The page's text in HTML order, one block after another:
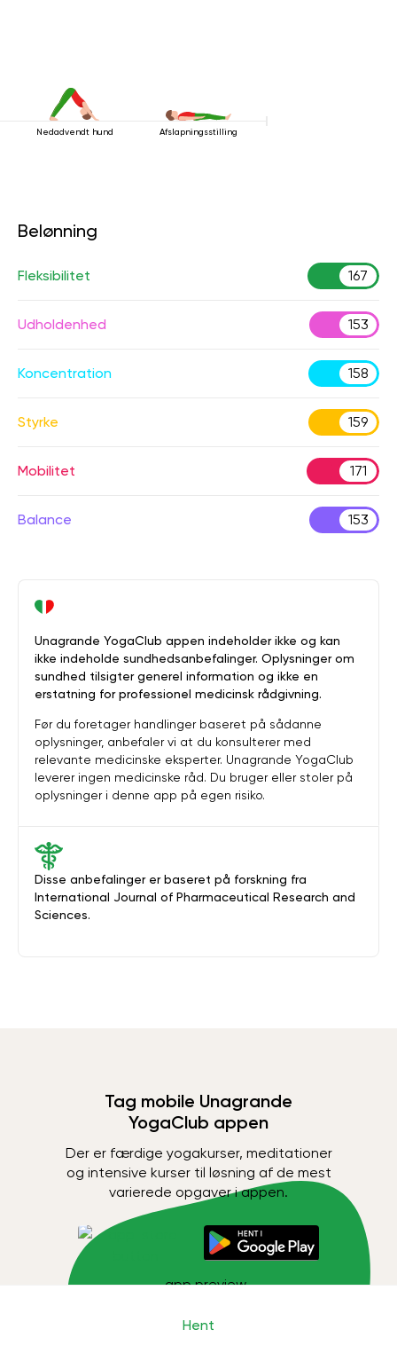
Nedadvendt hund Afslapningsstilling
Belønning
Fleksibilitet 167
Udholdenhed 153
Koncentration 158
Styrke 159
Mobilitet 171
Balance 153
Disse anbefalinger er baseret på forskning fra
International Journal of Pharmaceutical Research and
Sciences.
Unagrande YogaClub appen indeholder ikke og kan
ikke indeholde sundhedsanbefalinger. Oplysninger om
sundhed tilsigter generel information og ikke en
erstatning for professionel medicinsk rådgivning.
Før du foretager handlinger baseret på sådanne
oplysninger, anbefaler vi at du konsulterer med
relevante medicinske eksperter. Unagrande YogaClub
leverer ingen medicinske råd. Du bruger eller stoler på
oplysninger i denne app på egen risiko.
Tag mobile Unagrande
YogaClub appen
Der er færdige yogakurser, meditationer
og intensive kurser til løsning af de mest
varierede opgaver i appen.
Hent